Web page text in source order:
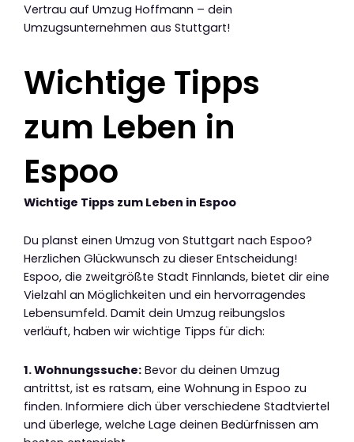
Vertrau auf Umzug Hoffmann – dein
Umzugsunternehmen aus Stuttgart!
Wichtige Tipps
zum Leben in
Espoo
Wichtige Tipps zum Leben in Espoo
Du planst einen Umzug von Stuttgart nach Espoo?
Herzlichen Glückwunsch zu dieser Entscheidung!
Espoo, die zweitgrößte Stadt Finnlands, bietet dir eine
Vielzahl an Möglichkeiten und ein hervorragendes
Lebensumfeld. Damit dein Umzug reibungslos
verläuft, haben wir wichtige Tipps für dich:
1. Wohnungssuche: Bevor du deinen Umzug
antrittst, ist es ratsam, eine Wohnung in Espoo zu
finden. Informiere dich über verschiedene Stadtviertel
und überlege, welche Lage deinen Bedürfnissen am